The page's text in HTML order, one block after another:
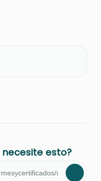
necesite esto?